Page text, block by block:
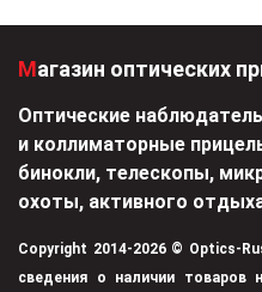
Магазин оптических
Оптические
и коллиматорные
бинокли, телескопы,
охоты, активного
Copyright 2014-2026 © Optics-
сведения о наличии товаров